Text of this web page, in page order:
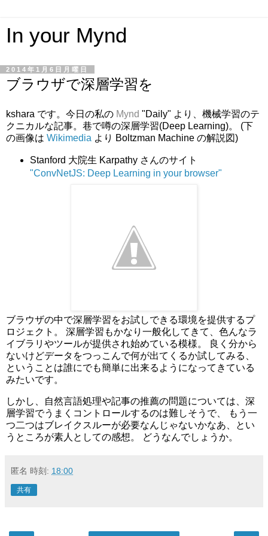
In your Mynd
2014年1月6日月曜日
ブラウザで深層学習を
kshara です。今日の私の Mynd "Daily" より、機械学習のテ
クニカルな記事。巷で噂の深層学習(Deep Learning)。 (下
の画像は Wikimedia より Boltzman Machine の解説図)
Stanford 大院生 Karpathy さんのサイト
"ConvNetJS: Deep Learning in your browser"
ブラウザの中で深層学習をお試しできる環境を提供するプ
ロジェクト。 深層学習もかなり一般化してきて、色んなラ
イブラリやツールが提供され始めている模様。 良く分から
ないけどデータをつっこんで何が出てくるか試してみる、
ということは誰にでも簡単に出来るようになってきている
みたいです。
しかし、自然言語処理や記事の推薦の問題については、深
層学習でうまくコントロールするのは難しそうで、 もう一
つ二つはブレイクスルーが必要なんじゃないかなあ、とい
うところが素人としての感想。 どうなんでしょうか。
匿名 時刻: 18:00
共有